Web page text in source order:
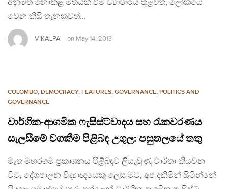
අනුමත නොකළ මතයක් එම ව්‍යාපාරය තුළවත්, ලෝකයේ
වෙන කිසි තැනකවත්…
VIKALPA on May 14, 2013
COLOMBO, DEMOCRACY, FEATURES, GOVERNANCE, POLITICS AND
GOVERNANCE
වාර්ගික-ආගමික ෆැසිස්ට්වාදය සහ රැකවරණය
සැලසීමේ වගකීම පිළිබඳ උගුල: පසුතලයේ තතු
මෑත මහරගම ප‍්‍රකාශනය පිළිබඳව ලියැවුණු වාර්තා කියවන
විට, දේශපාලන විද්‍යාඥයෙකු ලෙස මට, අප දකිමින් සිටින්නේ